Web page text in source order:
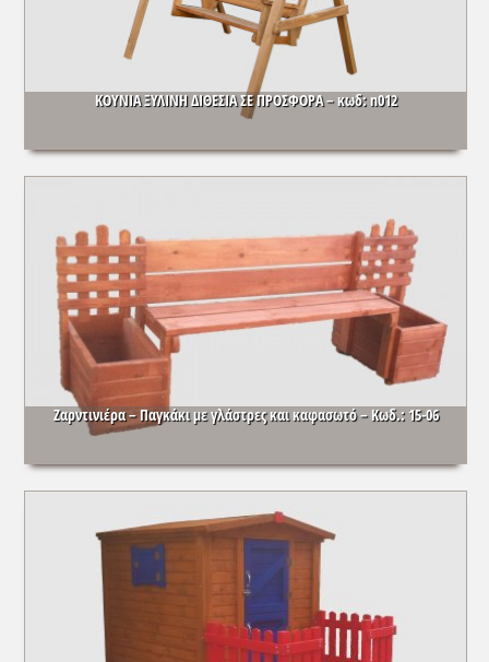
ΚΟΥΝΙΑ ΞΥΛΙΝΗ ΔΙΘΕΣΙΑ ΣΕ ΠΡΟΣΦΟΡΑ – κωδ: n012
Ζαρντινιέρα – Παγκάκι με γλάστρες και καφασωτό – Κωδ.: 15-06